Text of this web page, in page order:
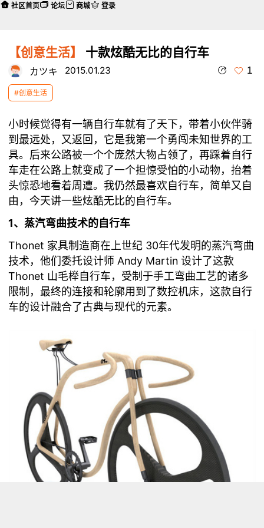
【创意生活】 十款炫酷无比的自行车
カツキ 2015.01.23 1
#创意生活
小时候觉得有一辆自行车就有了天下，带着小伙伴骑
到最远处，又返回，它是我第一个勇闯未知世界的工
具。后来公路被一个个庞然大物占领了，再踩着自行
车走在公路上就变成了一个担惊受怕的小动物，抬着
头惊恐地看着周遭。我仍然最喜欢自行车，简单又自
由，今天讲一些炫酷无比的自行车。
1、蒸汽弯曲技术的自行车
Thonet 家具制造商在上世纪 30年代发明的蒸汽弯曲
技术，他们委托设计师 Andy Martin 设计了这款
Thonet 山毛榉自行车，受制于手工弯曲工艺的诸多
限制，最终的连接和轮廓用到了数控机床，这款自行
车的设计融合了古典与现代的元素。
社区首页 论坛 商城 登录